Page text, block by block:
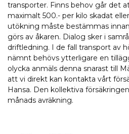
transporter. Finns behov går det
maximalt 500.- per kilo skadat
utökning måste bestämmas
görs av åkaren. Dialog sker i
driftledning. I de fall transport av
nämnt behövs ytterligare en
olycka anmäls denna snarast till
att vi direkt kan kontakta vårt
Hansa. Den kollektiva
månads avräkning.